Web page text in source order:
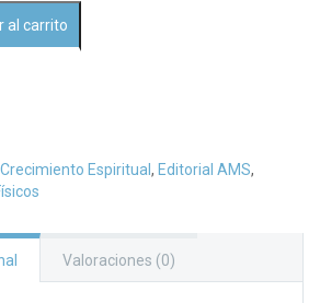
al carrito
Crecimiento Espiritual , Editorial AMS,
Valoraciones (0)